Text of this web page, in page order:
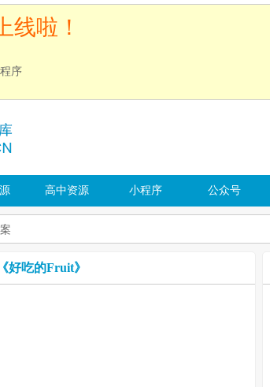
线啦！
序
高中资源 小程序 公众号
好吃的Fruit》